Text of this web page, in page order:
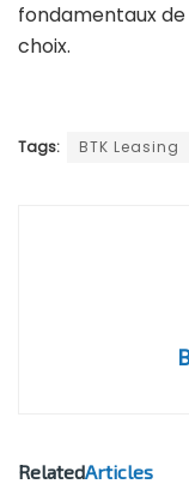
fondamentaux
choix.
Tags: BTK Leasing
RelatedArticles